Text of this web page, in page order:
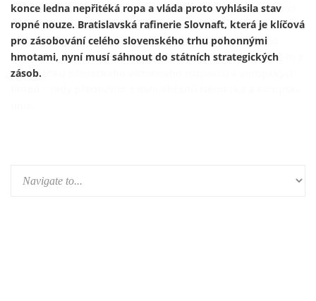
představil první útočný dron vyrobený v Německu v rámci
nově založeného německo-ukrajinského společného
podniku. Výroba je součástí širší expanze ukrajinského
zbrojního průmyslu do Evropy a je financována především z
prostředků německého obranného rozpočtu a evropských